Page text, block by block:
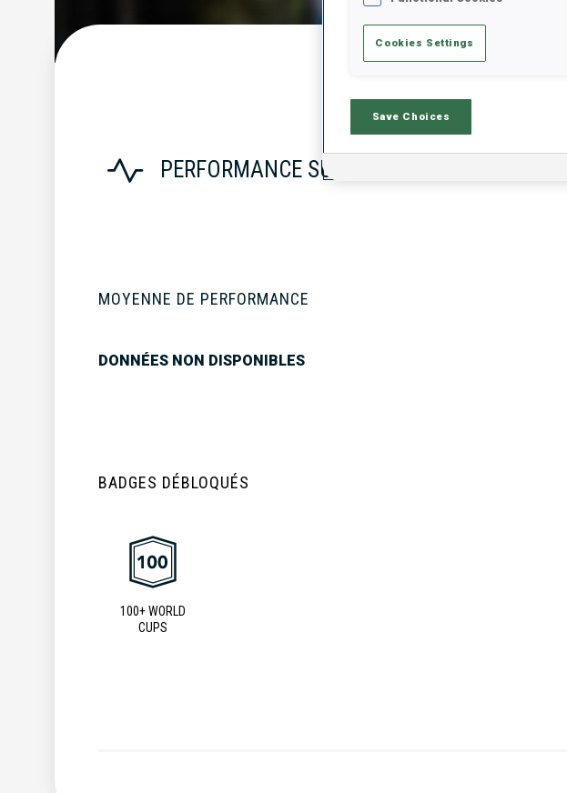
PERFORMANCE SUR LA SAISON
MOYENNE DE PERFORMANCE
DONNÉES NON DISPONIBLES
BADGES DÉBLOQUÉS
100+ WORLD
CUPS
Cookies Settings
Save Choices